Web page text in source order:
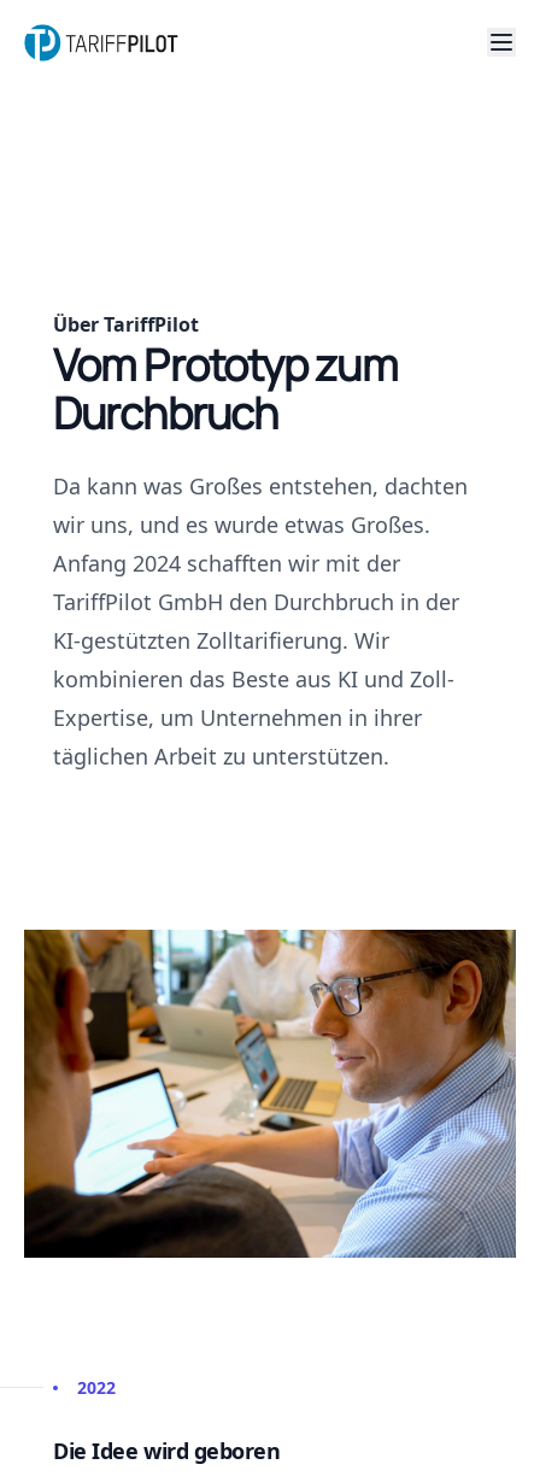
Über TariffPilot
Vom Prototyp zum
Durchbruch
Da kann was Großes entstehen, dachten
wir uns, und es wurde etwas Großes.
Anfang 2024 schafften wir mit der
TariffPilot GmbH den Durchbruch in der
KI-gestützten Zolltarifierung. Wir
kombinieren das Beste aus KI und Zoll-
Expertise, um Unternehmen in ihrer
täglichen Arbeit zu unterstützen.
2022
Die Idee wird geboren